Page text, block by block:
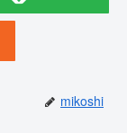
mikoshi